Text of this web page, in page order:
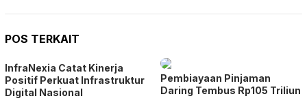
POS TERKAIT
InfraNexia Catat Kinerja
Positif Perkuat Infrastruktur
Digital Nasional
Pembiayaan Pinjaman
Daring Tembus Rp105 Triliun